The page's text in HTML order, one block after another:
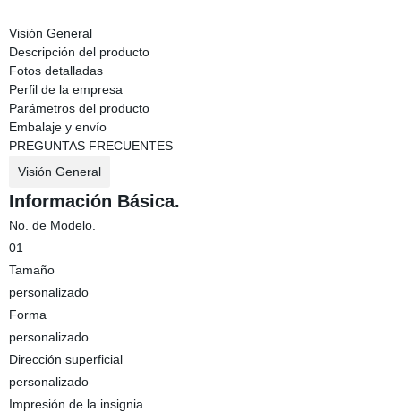
Visión General
Descripción del producto
Fotos detalladas
Perfil de la empresa
Parámetros del producto
Embalaje y envío
PREGUNTAS FRECUENTES
Visión General
Información Básica.
No. de Modelo.
01
Tamaño
personalizado
Forma
personalizado
Dirección superficial
personalizado
Impresión de la insignia